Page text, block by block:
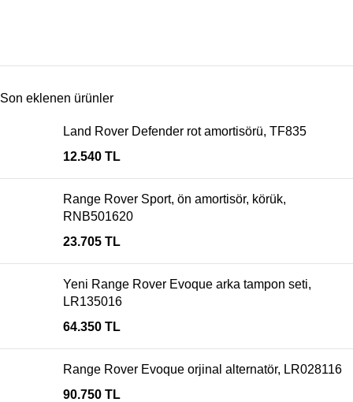
Son eklenen ürünler
Land Rover Defender rot amortisörü, TF835
12.540 TL
Range Rover Sport, ön amortisör, körük,
RNB501620
23.705 TL
Yeni Range Rover Evoque arka tampon seti,
LR135016
64.350 TL
Range Rover Evoque orjinal alternatör, LR028116
90.750 TL